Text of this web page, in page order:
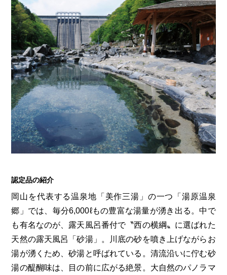
おのえきTIMES
雑貨シリーズ
恋するジャージー 瀬戸田レモン
蒜山ショコラ
蒜山ショコラクッキーズ
せとうちのおいしいシリーズ
生スフレ ふわり～ぬ
せとうちの果実 チューハイ
カテゴリー・タグ・キーワードから探す
第16回 Re： 第15回 未来へつなぐ人
第14回 持続と進化 第13回 せとうちの海を育む山々
第12回 挑戦 第11回 せとうち
第10回 岡山・備後の果物 第9回 岡山・備後のうめぇもん
第8回 岡山市 第7回 美作市/西粟倉村/奈義町/勝央町
第6回 瀬戸内市/備前市/和気町/赤磐市 第5回 津山市/鏡野町/吉備中央町/久米南町/美咲町
第4回 倉敷市/玉野市/浅口市/里庄町
第2回 真庭市/新庄村 第1回 新見市/高梁市/総社市/井原市/矢掛町
ふるさとあっ晴れ認定とは デジタルカタログ
SAKU美SAKU楽
SETOUCHI TRAIN
La Malle de Bois
地酒列車
スローライフ列車
ふるさとおこしプロジェクトとは
活動内容
認定品の紹介
岡山を代表する温泉地「美作三湯」の一つ「湯原温泉
郷」では、毎分6,000ℓもの豊富な湯量が湧き出る。中で
も有名なのが、露天風呂番付で〝西の横綱〟に選ばれた
天然の露天風呂「砂湯」。川底の砂を噴き上げながらお
湯が湧くため、砂湯と呼ばれている。清流沿いに佇む砂
湯の醍醐味は、目の前に広がる絶景。大自然のパノラマ